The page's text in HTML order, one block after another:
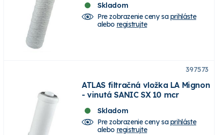
Skladom
Pre zobrazenie ceny saprihláste
alebo registrujte
397573
ATLAS filtračná vložka LA Mignon
- vinutá SANIC SX 10 mcr
Skladom
Pre zobrazenie ceny saprihláste
alebo registrujte